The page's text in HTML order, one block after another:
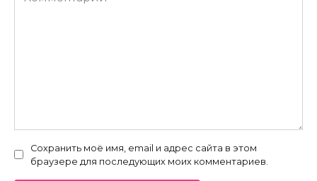
Сохранить моё имя, email и адрес сайта в этом
браузере для последующих моих комментариев.